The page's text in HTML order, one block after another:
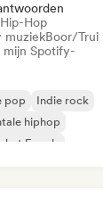
Hop
muziekBoor/Trui
mijn Spotify-
pop
Indie rock
hiphop
het Engels